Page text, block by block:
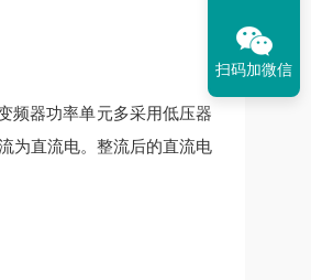
频器功率单元多采用低压器
为直流电。 整流后的直流电
扫码加微信